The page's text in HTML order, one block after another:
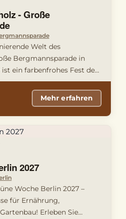
- Große
Welt des
Bergmannsparade in
ein farbenfrohes Fest der
Ko …
Mehr erfahren
2027
Woche Berlin 2027 –
für Ernährung,
Erleben Sie